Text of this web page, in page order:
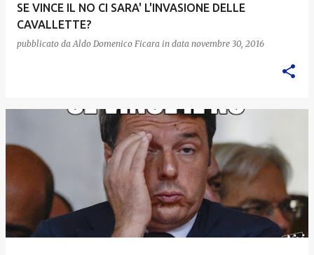
SE VINCE IL NO CI SARA' L'INVASIONE DELLE
CAVALLETTE?
pubblicato da Aldo Domenico Ficara in data novembre 30, 2016